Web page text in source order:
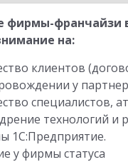
фирмы-франчайзи
на:
клиентов
у
специалистов,
технологий и
1С:Предприятие.
у фирмы статуса